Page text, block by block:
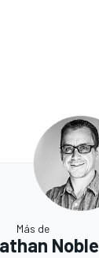
Más de
Noble